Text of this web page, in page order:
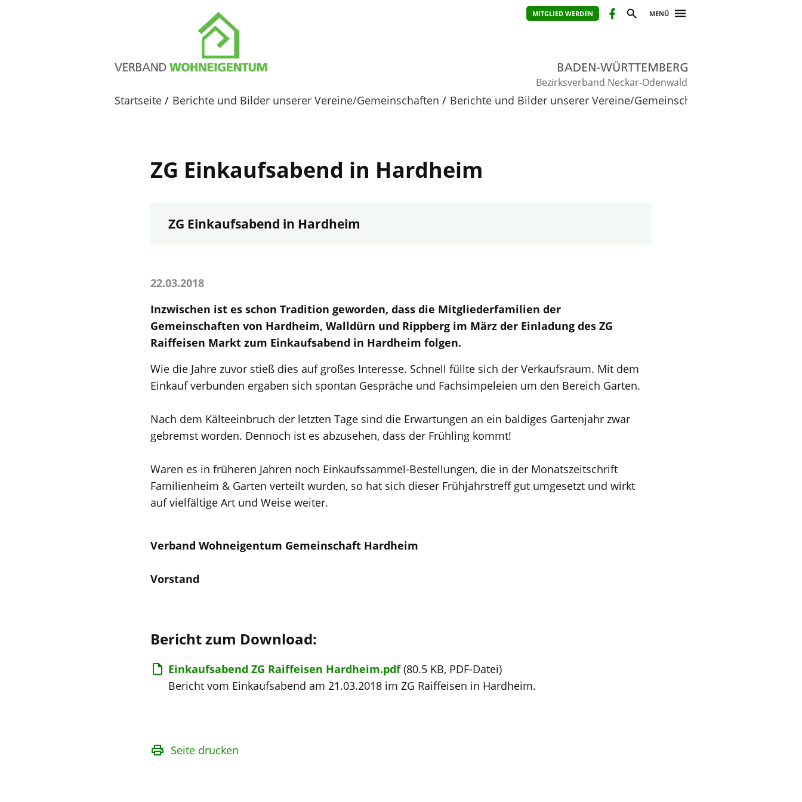
MITGLIED WERDEN MENÜ
Bezirksverband Neckar-Odenwald
Startseite Berichte und Bilder unserer Vereine/Gemeinschaften
Berichte und Bilder unserer Vereine/Gemeinschaften 2018
ZG Einkaufsabend in Hardheim
ZG Einkaufsabend in Hardheim
22.03.2018
Inzwischen ist es schon Tradition geworden, dass die Mitgliederfamilien der
Gemeinschaften von Hardheim, Walldürn und Rippberg im März der Einladung des ZG
Raiffeisen Markt zum Einkaufsabend in Hardheim folgen.
Wie die Jahre zuvor stieß dies auf großes Interesse. Schnell füllte sich der Verkaufsraum. Mit dem
Einkauf verbunden ergaben sich spontan Gespräche und Fachsimpeleien um den Bereich Garten.
Nach dem Kälteeinbruch der letzten Tage sind die Erwartungen an ein baldiges Gartenjahr zwar
gebremst worden. Dennoch ist es abzusehen, dass der Frühling kommt!
Waren es in früheren Jahren noch Einkaufssammel-Bestellungen, die in der Monatszeitschrift
Familienheim & Garten verteilt wurden, so hat sich dieser Frühjahrstreff gut umgesetzt und wirkt
auf vielfältige Art und Weise weiter.
Verband Wohneigentum Gemeinschaft Hardheim
Vorstand
Bericht zum Download:
Einkaufsabend ZG Raiffeisen Hardheim.pdf (80.5 KB, PDF-Datei)
Bericht vom Einkaufsabend am 21.03.2018 im ZG Raiffeisen in Hardheim.
Seite drucken